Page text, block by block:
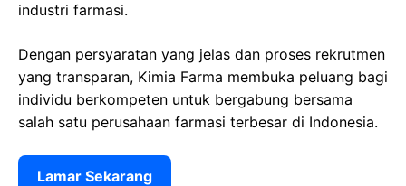
industri farmasi.
Dengan persyaratan yang jelas dan proses rekrutmen
yang transparan, Kimia Farma membuka peluang bagi
individu berkompeten untuk bergabung bersama
salah satu perusahaan farmasi terbesar di Indonesia.
Lamar Sekarang